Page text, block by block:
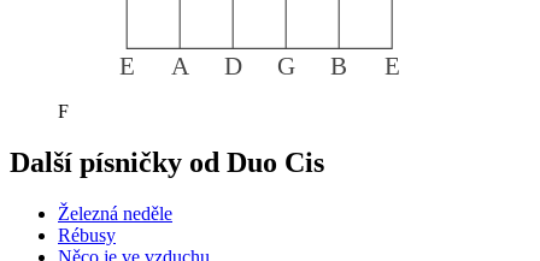
E A D G B E
F
Další písničky od Duo Cis
Železná neděle
Rébusy
Něco je ve vzduchu